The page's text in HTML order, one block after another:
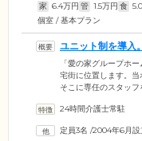
家 6.4万円 管 1.5万円 食 5.0
個室 / 基本プラン
ユニット制を導入
ートしています
「愛の家グループホ
宅街に位置します。当
そこに専任のスタッ
事の準備や掃除、洗濯
しますので、ご安心く
24時間介護士常駐
定員3名 /2004年6月設